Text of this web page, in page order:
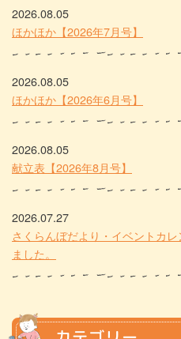
2026.08.05
ほかほか【2026年7月号】
2026.08.05
ほかほか【2026年6月号】
2026.08.05
献立表【2026年8月号】
2026.07.27
さくらんぼだより・イベントカ
ました。